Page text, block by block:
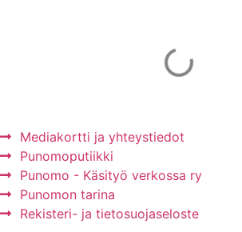
Mediakortti ja yhteystiedot
Punomoputiikki
Punomo - Käsityö verkossa ry
Punomon tarina
Rekisteri- ja tietosuojaseloste